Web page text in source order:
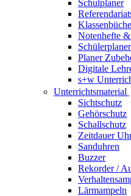
Schulplaner
Notenhefte
Planer
Digitale
s+w
Unterrichtsmaterial
Sichtschutz
Gehörschutz
Schallschutz
Zeitdauer
Sanduhren
Buzzer
Rekorder /
Lärmampeln